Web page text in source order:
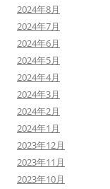
2024年8月
2024年7月
2024年6月
2024年5月
2024年4月
2024年3月
2024年2月
2024年1月
2023年12月
2023年11月
2023年10月